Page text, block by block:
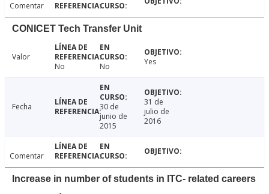
Comentar
CONICET Tech Transfer Unit
Valor
No
No Yes
Fecha
30 de
junio de
2015
31 de
julio de
2016
Comentar
Increase in number of students in ITC- related careers